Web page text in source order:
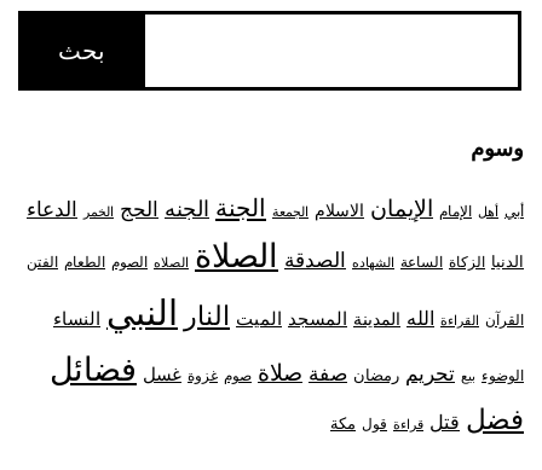
وسوم
أبي أهل الإمام الإيمان الاسلام الجمعة الجنة الجنه الحج الخمر الدعاء
الدنيا الزكاة الساعة الشهاده الصدقة الصلاة الصلاه الصوم الطعام الفتن
القرآن القراءة الله المدينة المسجد الميت النار النبي النساء
الوضوء بيع تحريم رمضان صفة صلاة صوم غزوة غسل فضائل
فضل قتل قراءة قول مكة